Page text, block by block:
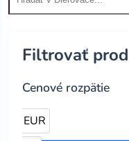
Filtrovať
Cenové rozpätie
6 EUR